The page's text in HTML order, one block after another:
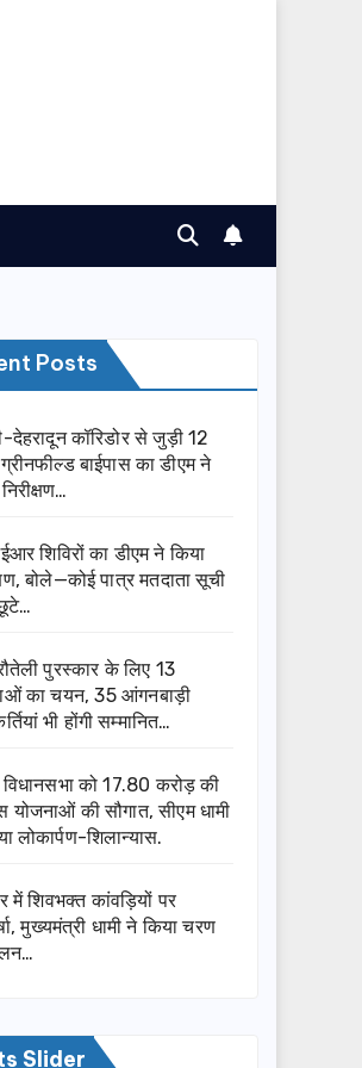
Posts
देहरादून कॉरिडोर से जुड़ी 12
बाईपास का डीएम ने
शिविरों का डीएम ने किया
बोले—कोई पात्र मतदाता सूची
पुरस्कार के लिए 13
का चयन, 35 आंगनबाड़ी
भी होंगी सम्मानित…
विधानसभा को 17.80 करोड़ की
योजनाओं की सौगात, सीएम धामी
लोकार्पण-शिलान्यास.
में शिवभक्त कांवड़ियों पर
मुख्यमंत्री धामी ने किया चरण
Slider